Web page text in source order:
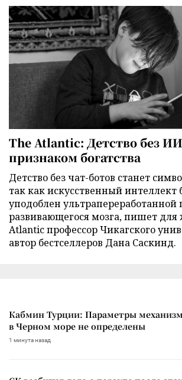
The Atlantic: Детство без
признаком богатства
Детство без чат-ботов станет
так как искусственный интеллект
уподоблен
развивающегося мозга, пишет для
Atlantic профессор Чикагского
автор бестселлеров Дана Саскинд.
Кабмин Турции: Параметры
в Черном море не определены
1 минута назад